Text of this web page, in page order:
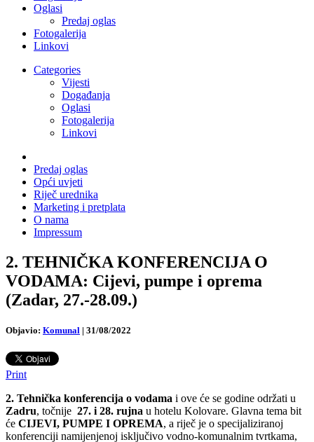
Oglasi
Predaj oglas
Fotogalerija
Linkovi
Categories
Vijesti
Događanja
Oglasi
Fotogalerija
Linkovi
Predaj oglas
Opći uvjeti
Riječ urednika
Marketing i pretplata
O nama
Impressum
2. TEHNIČKA KONFERENCIJA O
VODAMA: Cijevi, pumpe i oprema
(Zadar, 27.-28.09.)
Objavio: Komunal | 31/08/2022
Print
2. Tehnička konferencija o vodama i ove će se godine održati u
Zadru, točnije 27. i 28. rujna u hotelu Kolovare. Glavna tema bit
će CIJEVI, PUMPE I OPREMA, a riječ je o specijaliziranoj
konferenciji namijenjenoj isključivo vodno-komunalnim tvrtkama,